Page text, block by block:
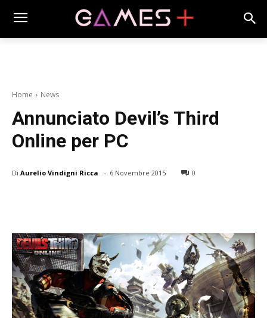
Home News
Annunciato Devil’s Third
Online per PC
Di Aurelio Vindigni Ricca - 6 Novembre 2015 0